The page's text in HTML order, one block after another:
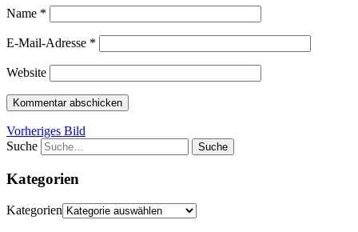
Name *
E-Mail-Adresse *
Website
Vorheriges Bild
Suche
Kategorien
Kategorien